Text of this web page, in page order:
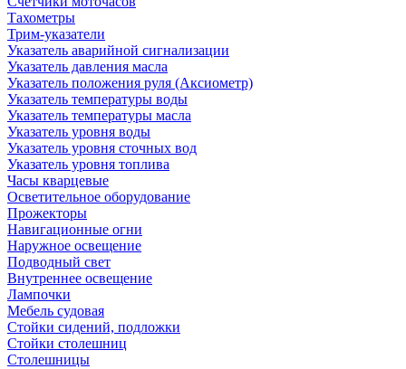
Тахометры
Трим-указатели
Указатель аварийной сигнализации
Указатель давления масла
Указатель положения руля (Аксиометр)
Указатель температуры воды
Указатель температуры масла
Указатель уровня воды
Указатель уровня сточных вод
Указатель уровня топлива
Часы кварцевые
Осветительное оборудование
Прожекторы
Навигационные огни
Наружное освещение
Подводный свет
Внутреннее освещение
Лампочки
Мебель судовая
Стойки сидений, подложки
Стойки столешниц
Столешницы